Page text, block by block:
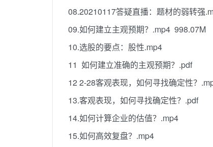
08.20210117答疑直播：题材的弱转强
09.如何建立主观预期？.mp4 998.07M
10.选股的要点：股性.mp4
11 如何建立准确的主观预期？.pdf
12 2-28客观表现，如何寻找确定性？
13.客观表现，如何寻找确定性？.pdf
14.如何计算企业的估值？.mp4
15.如何高效复盘？.mp4